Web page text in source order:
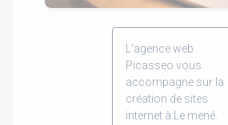
L'agence web
Picasseo vous
accompagne sur la
création de sites
internet à Le mené.